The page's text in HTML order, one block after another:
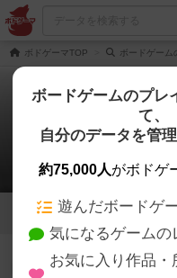
ボドゲーマTOP ボードゲーム
所詮は運要素強めのパーティ
4
889名
皇帝
ボードゲームのプレ
て、
自分のデータを管
約75,000人がボドゲ
遊んだボードゲ
気になるゲームの
お気に入り作品